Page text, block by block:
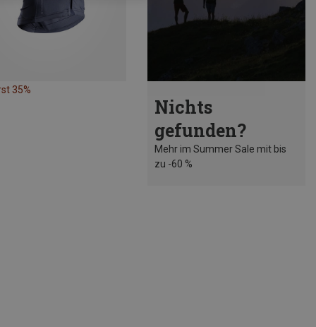
35%
Nichts
gefunden?
Mehr im Summer Sale mit bis
zu -60 %